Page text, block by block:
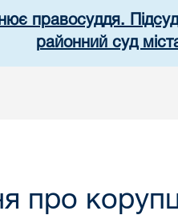
правосуддя.
районний суд
про